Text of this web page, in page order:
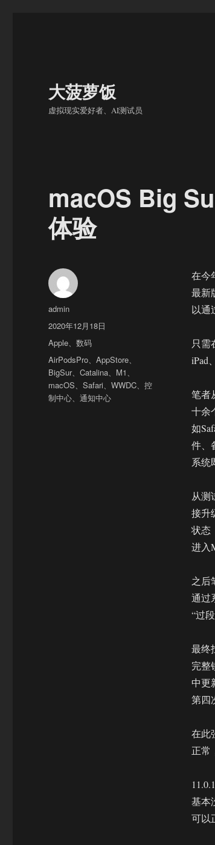
大菠萝饭
虚拟现实爱好者、AI测试员
macOS Big
体验
在今
最新
以通
只需
iPad
笔者
十余
如
件、
系统
从测
接升
状态
进入
之后
通过
“过
最终
完整
中更
第四
在此
正常
基本
可以
作
者
admin
发
布
于
2020年12月18日
分
类
Apple、数码
标
签
AirPodsPro、AppStore、
BigSur、Catalina、 M1、
macOS、Safari、WWDC、控
制中心、通知中心